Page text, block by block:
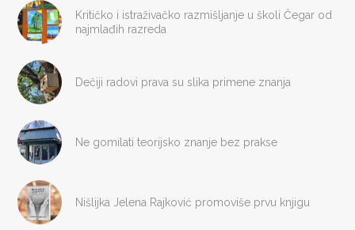
Kritičko i istraživačko razmišljanje u školi Čegar od
najmlađih razreda
Dečiji radovi prava su slika primene znanja
Ne gomilati teorijsko znanje bez prakse
Nišlijka Jelena Rajković promoviše prvu knjigu